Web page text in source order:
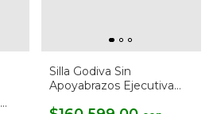
Silla Godiva Sin
Apoyabrazos Ejecutiva